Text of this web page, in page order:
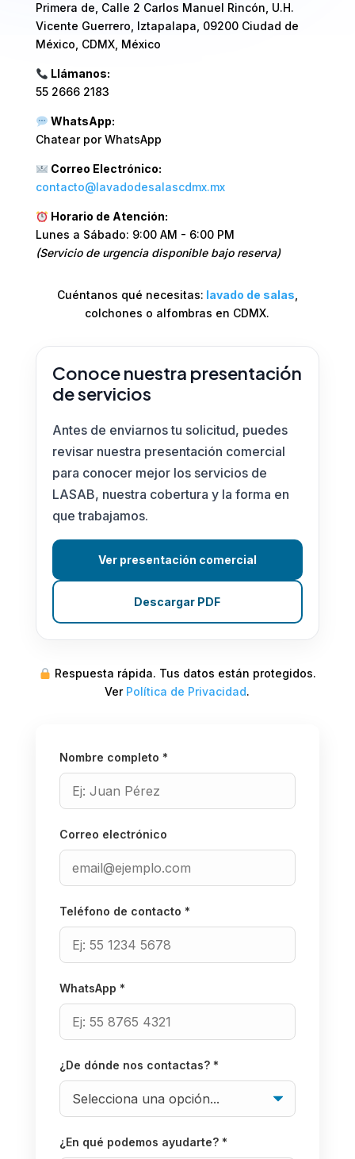
Primera de, Calle 2 Carlos Manuel Rincón, U.H.
Vicente Guerrero, Iztapalapa, 09200 Ciudad de
México, CDMX, México
Llámanos:
55 2666 2183
WhatsApp:
Chatear por WhatsApp
Correo Electrónico:
contacto@lavadodesalascdmx.mx
Horario de Atención:
Lunes a Sábado: 9:00 AM - 6:00 PM
(Servicio de urgencia disponible bajo reserva)
Cuéntanos qué necesitas: lavado de salas
colchones o alfombras en CDMX.
Conoce nuestra presentación
de servicios
Antes de enviarnos tu solicitud, puedes
revisar nuestra presentación comercial
para conocer mejor los servicios de
LASAB, nuestra cobertura y la forma en
que trabajamos.
Ver presentación comercial
Descargar PDF
Respuesta rápida. Tus datos están protegidos.
Ver Política de Privacidad.
Nombre completo *
Correo electrónico
Teléfono de contacto *
WhatsApp *
¿De dónde nos contactas? *
¿En qué podemos ayudarte? *